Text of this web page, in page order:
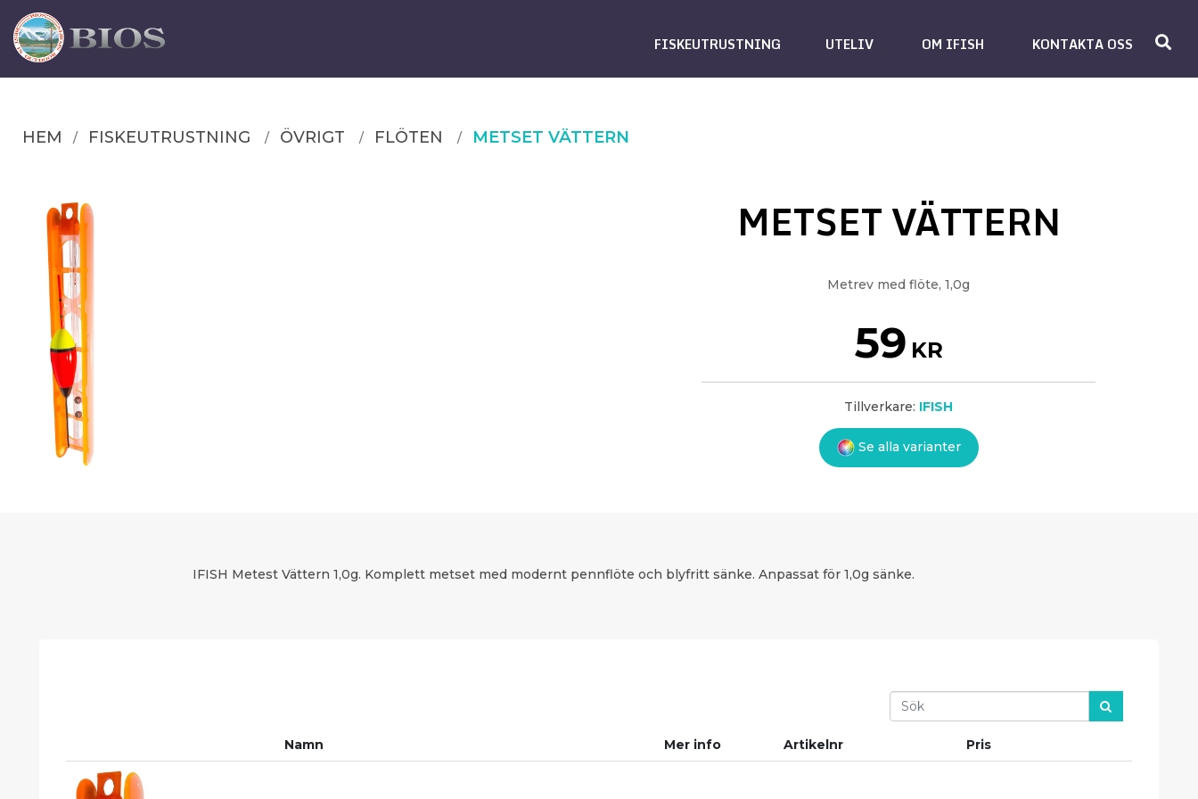
FISKEUTRUSTNING UTELIV OM IFISH KONTAKTA OSS
HEM FISKEUTRUSTNING ÖVRIGT FLÖTEN METSET VÄTTERN
METSET VÄTTERN
Metrev med flöte, 1,0g
59 KR
Tillverkare: IFISH
Se alla varianter
IFISH Metest Vättern 1,0g. Komplett metset med modernt pennflöte och blyfritt sänke. Anpassat för 1,0g sänke.
Search
Namn Mer info Artikelnr Pris